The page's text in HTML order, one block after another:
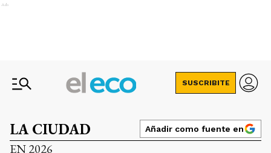
Ads
SUSCRIBITE
LA CIUDAD Añadir como fuente en
EN 2026